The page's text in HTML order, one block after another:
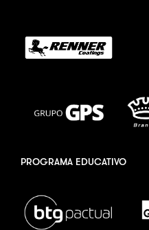
PROGRAMA EDUCATIVO